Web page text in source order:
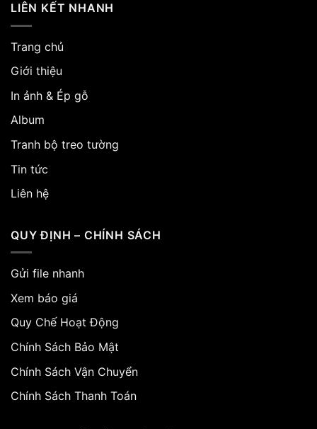
LIÊN KẾT NHANH
Trang chủ
Giới thiệu
In ảnh & Ép gỗ
Album
Tranh bộ treo tường
Tin tức
Liên hệ
QUY ĐỊNH – CHÍNH SÁCH
Gửi file nhanh
Xem báo giá
Quy Chế Hoạt Động
Chính Sách Bảo Mật
Chính Sách Vận Chuyển
Chính Sách Thanh Toán